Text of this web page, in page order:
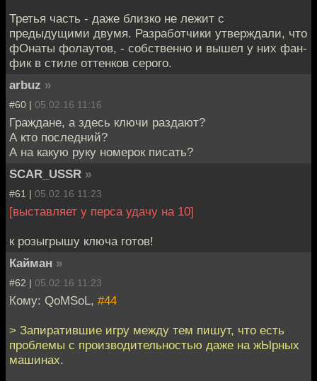
Третья часть - даже близко не лежит с
предыдущими двумя. Разработчики утверждали, что
фОнаты фолаутов, - собственно и вышел у них фан-
фик в стиле оттенков серого.
arbuz »
#60 | 05.02.16 11:16
Граждане, а здесь ключи раздают?
А кто последний?
А на какую руку номерок писать?
SCAR_USSR »
#61 | 05.02.16 11:23
[выставляет у перса удачу на 10]
к розыгрышу ключа готов!
Кайман »
#62 | 05.02.16 11:23
Кому: QoMSoL, #44
> Запиратившие игру между тем пишут, что есть
проблемы с производительностью даже на жЫрных
машинах.